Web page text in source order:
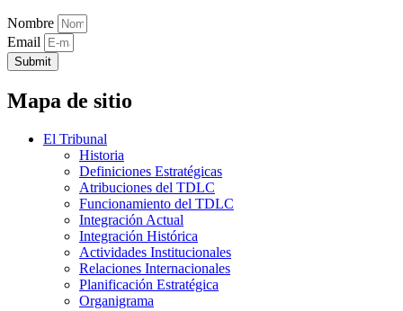
Nombre
Email
Submit
Mapa de sitio
El Tribunal
Historia
Definiciones Estratégicas
Atribuciones del TDLC
Funcionamiento del TDLC
Integración Actual
Integración Histórica
Actividades Institucionales
Relaciones Internacionales
Planificación Estratégica
Organigrama